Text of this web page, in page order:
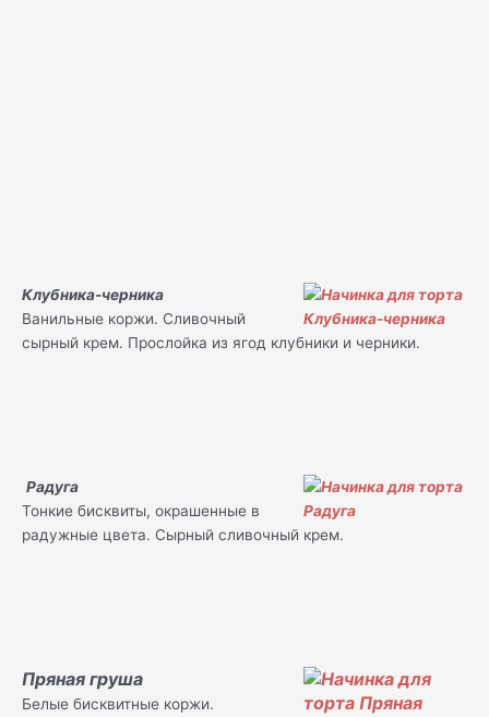
Клубника-черника
Ванильные коржи. Сливочный
сырный крем. Прослойка из ягод клубники и черники.
Радуга
Тонкие бисквиты, окрашенные в
радужные цвета. Сырный сливочный крем.
Пряная груша
Белые бисквитные коржи.